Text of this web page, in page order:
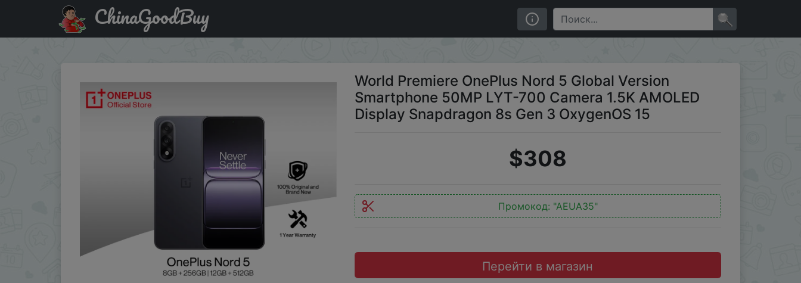
Купить с промокодом :AEUA35 World Premiere OnePlus Nord 5 Global Version Smartphone 50MP LYT-700 Camera 1.5K AMOLED Display Snapdragon 8s Gen 3 OxygenOS 15
ChinaGoodBuy
World Premiere OnePlus Nord 5 Global Version
Smartphone 50MP LYT-700 Camera 1.5K AMOLED
Display Snapdragon 8s Gen 3 OxygenOS 15
$308
Промокод: "AEUA35"
Перейти в магазин